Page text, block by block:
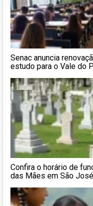
Senac anuncia
estudo para o Vale do
Confira o horário de
das Mães em São